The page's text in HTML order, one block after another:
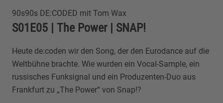
90s90s DE:CODED mit Tom Wax
S01E05 | The Power | SNAP!
Heute de:coden wir den Song, der den Eurodance auf die
Weltbühne brachte. Wie wurden ein Vocal-Sample, ein
russisches Funksignal und ein Produzenten-Duo aus
Frankfurt zu „The Power“ von Snap!?